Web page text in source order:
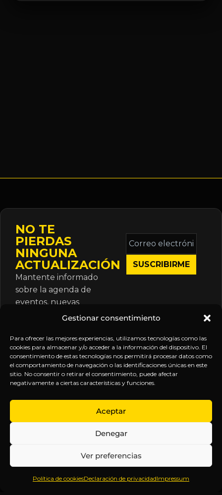
Gestionar consentimiento
Para ofrecer las mejores experiencias, utilizamos tecnologías como las
cookies para almacenar y/o acceder a la información del dispositivo. El
consentimiento de estas tecnologías nos permitirá procesar datos como
el comportamiento de navegación o las identificaciones únicas en este
sitio. No consentir o retirar el consentimiento, puede afectar
negativamente a ciertas características y funciones.
Aceptar
Denegar
Ver preferencias
Política de cookiesDeclaración de privacidadImpressum
NO TE
PIERDAS
NINGUNA
ACTUALIZACIÓN
Mantente informado
sobre la agenda de
eventos, nuevas
publicaciones y
suscripción.
Correo
electrónico
*
Inteligencia
Anticipándonos
EXPLORA
Inicio
Sobre
Contenido
Webinars
LEGAL
Política
de
Términos y
Aviso
SÍGUENOS